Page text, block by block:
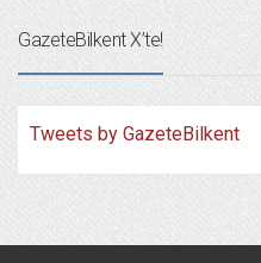
GazeteBilkent X’te!
Tweets by GazeteBilkent